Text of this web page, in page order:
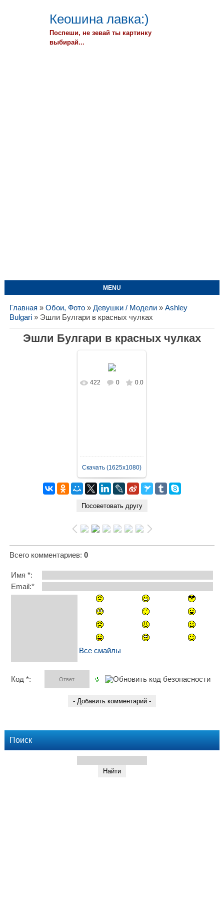
Кеошина лавка:)
Поспеши, не зевай ты картинку
выбирай...
MENU
Главная » Обои, Фото» Девушки / Модели» Ashley
Bulgari» Эшли Булгари в красных чулках
Эшли Булгари в красных чулках
В реальном
422 0 0.0
Скачать (1625x1080)
Всего комментариев: 0
Имя *:
Email:*
Все смайлы
Код *:
Поиск